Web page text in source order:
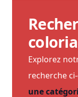
Explorez
recherche
une